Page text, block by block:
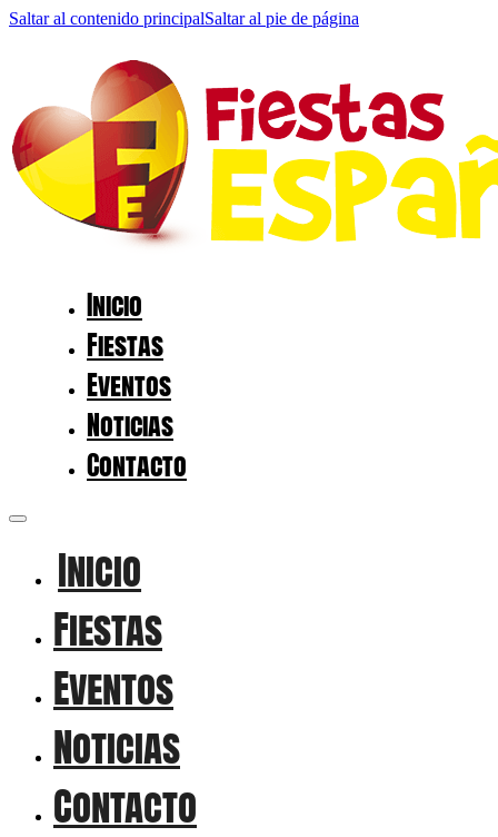
Saltar al contenido principalSaltar al pie de página
Inicio
Fiestas
Eventos
Noticias
Contacto
Inicio
Fiestas
Eventos
Noticias
Contacto